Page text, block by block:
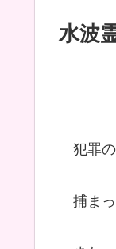
水波
犯罪の
捕まっ